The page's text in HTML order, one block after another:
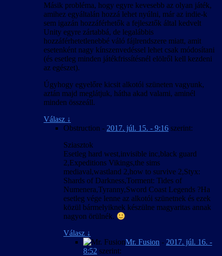
Másik probléma, hogy egyre kevesebb az olyan játék,
amihez egyáltalán hozzá lehet nyúlni, már az indie-k
sem igazán hozzáférhetők a fejlesztők által kedvelt
Unity egyre zártabbá, de legalábbis
hozzáférhetetlenebbé váló fájlrendszere miatt, amit
esetenként nagy kínszenvedéssel lehet csak módosítani
(és esetleg minden játékfrissítésnél elölről kell kezdeni
az egészet).
Úgyhogy egyelőre kicsit alkotói szüneten vagyunk,
aztán majd meglátjuk, hátha akad valami, aminél
minden összeáll.
Válasz ↓
Obstruction - 2017. júl. 15. - 9:16 szerint:
Sziasztok
Esetleg hard west,invisible inc,black guard
2,Expeditions Vikings,the sims
mediaval,wastland 2,how to survive 2,Styx:
Shards of Darkness,Torment: Tides of
Numenera,Tyranny,Sword Coast Legends ?Ha
esetleg vége lenne az alkotói szünetnek és ezek
közül bármelyiknek készülne magyaritas annak
nagyon örülnék.
Válasz ↓
Mr. Fusion - 2017. júl. 16. -
8:52 szerint: